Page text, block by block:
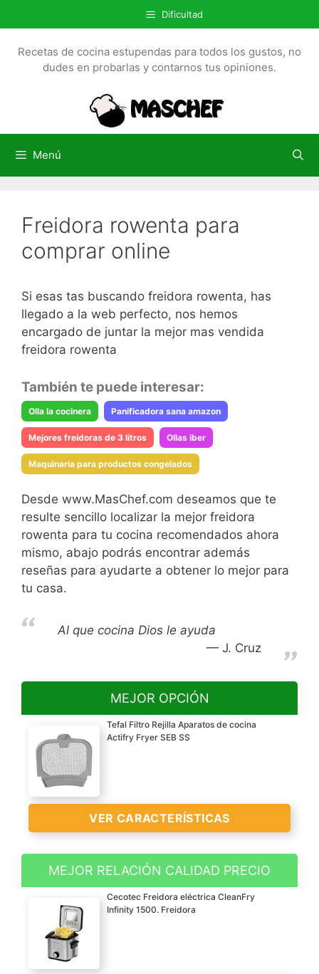
a
l
Dificultad
Recetas de cocina estupendas para todos los gustos, no
dudes en probarlas y contarnos tus opiniones.
Menú
Freidora rowenta para
comprar online
Si esas tas buscando freidora rowenta, has
llegado a la web perfecto, nos hemos
encargado de juntar la mejor mas vendida
freidora rowenta
También te puede interesar:
Olla la cocinera Panificadora sana amazon
Mejores freidoras de 3 litros Ollas iber
Maquinaria para productos congelados
Desde www.MasChef.com deseamos que te
resulte sencillo localizar la mejor freidora
rowenta para tu cocina recomendados ahora
mismo, abajo podrás encontrar además
reseñas para ayudarte a obtener lo mejor para
tu casa.
Al que cocina Dios le ayuda
J. Cruz
MEJOR OPCIÓN
Tefal Filtro Rejilla Aparatos de cocina
Actifry Fryer SEB SS
VER CARACTERÍSTICAS
MEJOR RELACIÓN CALIDAD PRECIO
Cecotec Freidora eléctrica CleanFry
Infinity 1500. Freidora